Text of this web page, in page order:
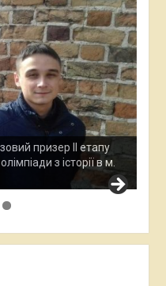
ІІ етапу
з історії в м.